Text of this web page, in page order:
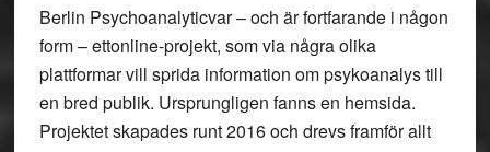
Berlin Psychoanalyticvar – och är fortfarande i någon
form – ettonline-projekt, som via några olika
plattformar vill sprida information om psykoanalys till
en bred publik. Ursprungligen fanns en hemsida.
Projektet skapades runt 2016 och drevs framför allt